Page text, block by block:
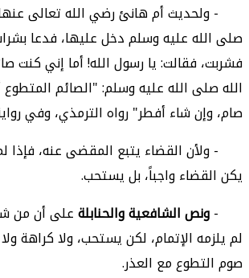
- ولحديث أم هانئ رضي الله تعالى
صلى الله عليه وسلم دخل عليها، فدعا
فشربت، فقالت: يا رسول الله! أما إني كنت
الله صلى الله عليه وسلم: "الصائم
صام، وإن شاء أفطر" رواه الترمذي، وفي
- ولأن القضاء يتبع المقضى عنه، فإذا
يكن القضاء واجباً، بل يستحب.
-ونص الشافعية والحنابلةعلى أن من
لم يلزمه الإتمام، لكن يستحب، ولا كراهة
صوم التطوع مع العذر.